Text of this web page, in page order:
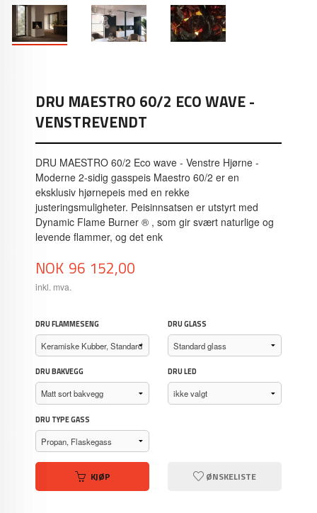
DRU MAESTRO 60/2 ECO WAVE -
VENSTREVENDT
DRU MAESTRO 60/2 Eco wave - Venstre Hjørne -
Moderne 2-sidig gasspeis Maestro 60/2 er en
eksklusiv hjørnepeis med en rekke
justeringsmuligheter. Peisinnsatsen er utstyrt med
Dynamic Flame Burner ® , som gir svært naturlige og
levende flammer, og det enk
Pris
NOK 96 152,00
inkl. mva.
DRU FLAMMESENG DRU GLASS
DRU BAKVEGG DRU LED
DRU TYPE GASS
KJØP ØNSKELISTE